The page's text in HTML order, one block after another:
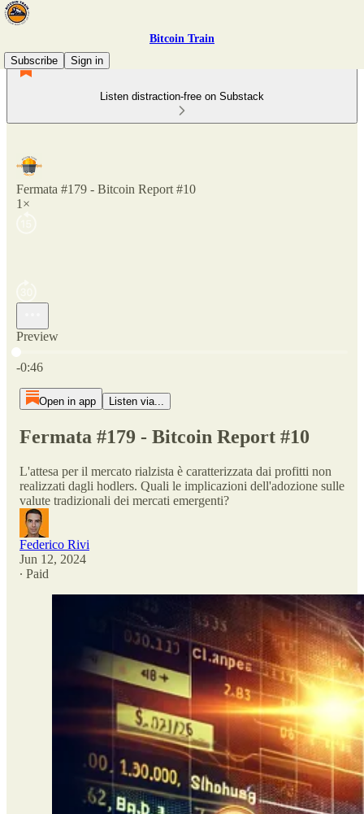
Bitcoin Train
Subscribe
Sign in
Listen distraction-free on Substack
Fermata #179 - Bitcoin Report #10
1×
Preview
Current time: 0:00 / Total time: -0:46
-0:46
Open in app Listen via...
Fermata #179 - Bitcoin Report #10
L'attesa per il mercato rialzista è caratterizzata dai profitti non
realizzati dagli hodlers. Quali le implicazioni dell'adozione sulle
valute tradizionali dei mercati emergenti?
Federico Rivi
Jun 12, 2024
∙ Paid